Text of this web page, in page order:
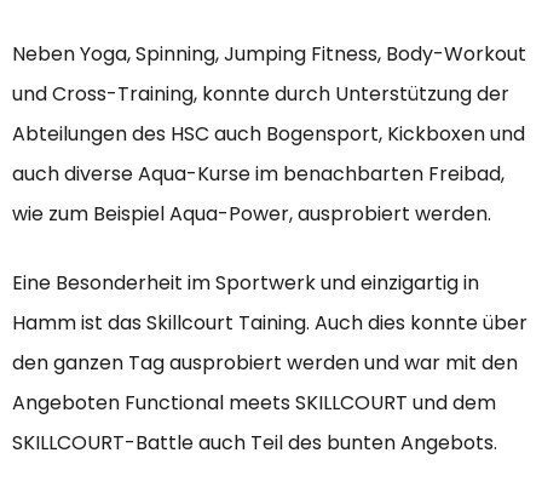
Neben Yoga, Spinning, Jumping Fitness, Body-Workout
und Cross-Training, konnte durch Unterstützung der
Abteilungen des HSC auch Bogensport, Kickboxen und
auch diverse Aqua-Kurse im benachbarten Freibad,
wie zum Beispiel Aqua-Power, ausprobiert werden.
Eine Besonderheit im Sportwerk und einzigartig in
Hamm ist das Skillcourt Taining. Auch dies konnte über
den ganzen Tag ausprobiert werden und war mit den
Angeboten Functional meets SKILLCOURT und dem
SKILLCOURT-Battle auch Teil des bunten Angebots.